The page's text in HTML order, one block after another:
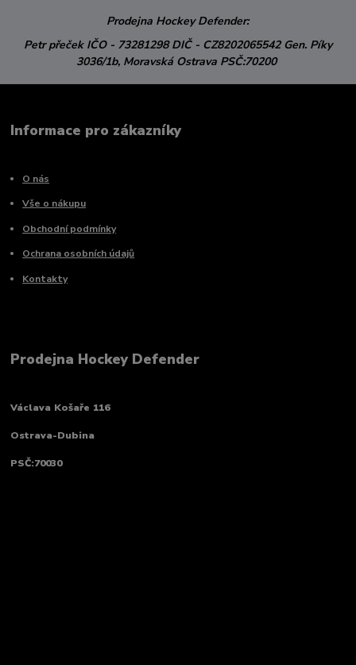
Prodejna Hockey Defender:
Petr přeček IČO - 73281298DIČ - CZ8202065542 Gen. Píky
3036/1b, Moravská Ostrava PSČ:70200
Informace pro zákazníky
O nás
Vše o nákupu
Obchodní podmínky
Ochrana osobních údajů
Kontakty
Prodejna Hockey Defender
Václava Košaře 116
Ostrava-Dubina
PSČ:70030